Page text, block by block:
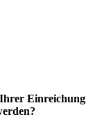
Ihrer Einreichung